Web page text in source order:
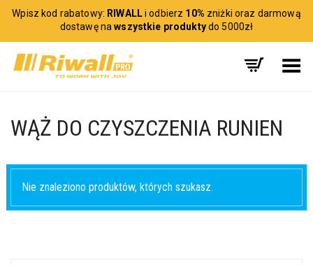
Wpisz kod rabatowy: RIWALLi odbierz 10% zniżki oraz darmową
dostawę nawszystkie produktydo 5000zł
Toggle Menu
WĄŻ DO CZYSZCZENIA RUNIEN
Nie znaleziono produktów, których szukasz.